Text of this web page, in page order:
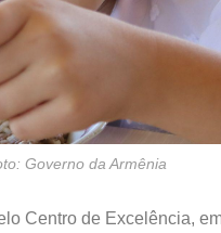
Governo da Armênia
Centro de Excelência,